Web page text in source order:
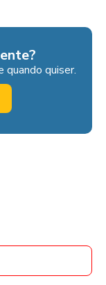
quando quiser.